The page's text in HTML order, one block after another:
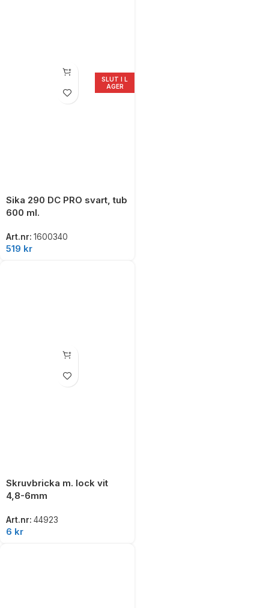
SLUT I L
AGER
Sika 290 DC PRO svart, tub
600 ml.
Art.nr: 1600340
519 kr
Skruvbricka m. lock vit
4,8-6mm
Art.nr: 44923
6 kr